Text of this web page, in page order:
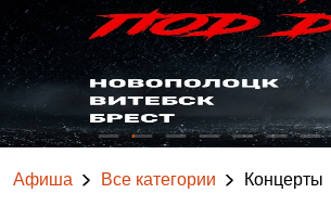
Афиша Все категории Концерты